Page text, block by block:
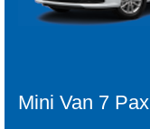
Mini Van 7 Pax